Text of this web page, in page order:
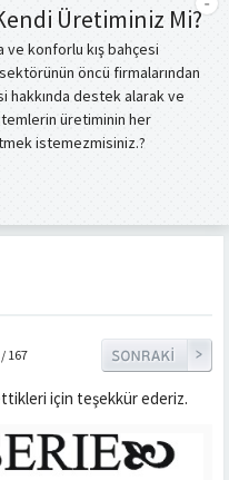
Üretiminiz Mi?
konforlu kış bahçesi
öncü firmalarından
hakkında destek alarak ve
üretiminin her
istemezmisiniz.?
167
için teşekkür ederiz.